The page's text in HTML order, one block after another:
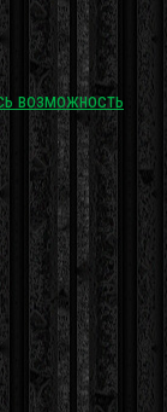
возможность